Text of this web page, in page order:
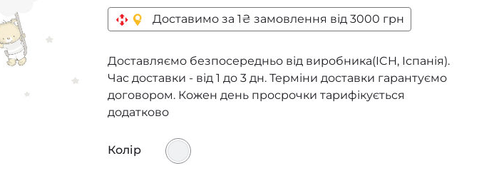
Доставимо за 1₴ замовлення від 3000 грн
Доставляємо безпосередньо від виробника(ICH, Іспанія).
Час доставки - від 1 до 3 дн. Терміни доставки гарантуємо
договором. Кожен день просрочки тарифікується
додатково
Колір